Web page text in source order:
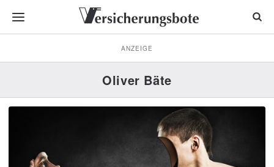
ANZEIGE
Oliver Bäte